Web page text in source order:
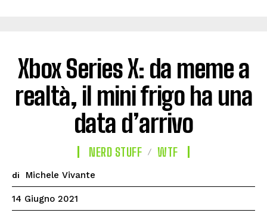
Xbox Series X: da meme a
realtà, il mini frigo ha una
data d’arrivo
NERD STUFF WTF
di Michele Vivante
14 Giugno 2021